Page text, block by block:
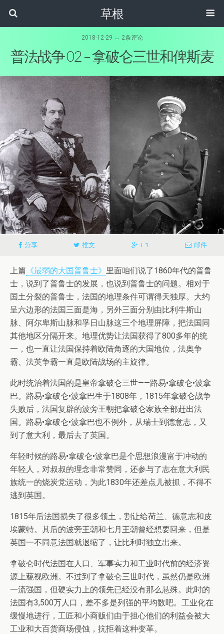
草根
2018-12-29 ↔ 2条评论
普法战争 02 – 拿破仑三世和俾斯麦
分享 推文 + 1 邮件
上篇 《最弱的大国普鲁士》 里面咱们说了1860年代的普鲁
士，说到了普鲁士的发展，也说到普鲁士的问题。相对于
国土分裂的普鲁士，法国的地理条件可谓得天独厚。大约
呈六边形的法国三面是海，另外三面分别由比利牛斯山
脉、阿尔卑斯山脉和孚日山脉这三个地理屏障，把法国同
其他地区分隔开来。地理优势让法国获得了800多年的统
一，也一直让法国保持着欧陆角逐的大国地位，法奥争
霸、法英争霸一直是欧陆战场的主旋律。
此时统治着法国的是皇帝拿破仑三世——路易•拿破仑•波拿
巴。路易•拿破仑•波拿巴生于1808年，1815年拿破仑战争
失败后，法国复辟的波旁王朝把拿破仑家族全部赶出法
国。路易•拿破仑•波拿巴也不例外，从瑞士到德意志，又
到了意大利，最后去了英国。
年轻时候的路易•拿破仑•波拿巴是个思想浪漫富于冲动的
年轻人，对叔叔的理念非常赞同，还参与了志在意大利民
族统一的烧炭党运动，为此1830年还差点儿被抓，不得不
逃到英国。
1815年后法国损失了很多领土，割让给荷兰、德意志和皮
埃蒙特。其后的波旁王朝和七月王朝曾经想要回来，但是
英国一不同意法国就退缩了，让比利时独立出来。
拿破仑时代法国在人口、军事实力和工业时代前的经济资
源上藐视欧洲。不过到了拿破仑三世时代，虽然仍是欧洲
一流强国，但硬实力上的领先已经没有那么悬殊。此时的
法国有3,500万人口，差不多是列强的平均数吧。工业化在
缓慢地进行，工匠和小商贩们由于担心他们的利益会被大
工业和大百货商场侵蚀，抗拒着这种变革。